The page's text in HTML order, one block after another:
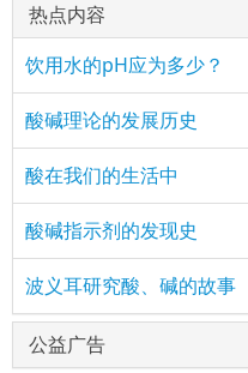
热点内容
饮用水的pH应为多少？
酸碱理论的发展历史
酸在我们的生活中
酸碱指示剂的发现史
波义耳研究酸、碱的故事
公益广告